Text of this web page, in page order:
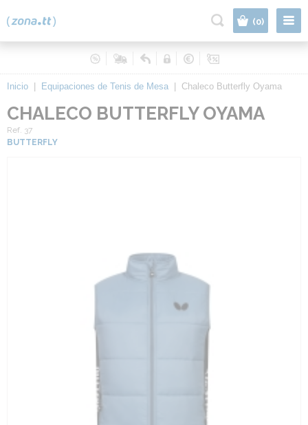
(0)
Inicio Equipaciones de Tenis de Mesa Chaleco Butterfly Oyama
CHALECO BUTTERFLY OYAMA
Ref. 37
BUTTERFLY